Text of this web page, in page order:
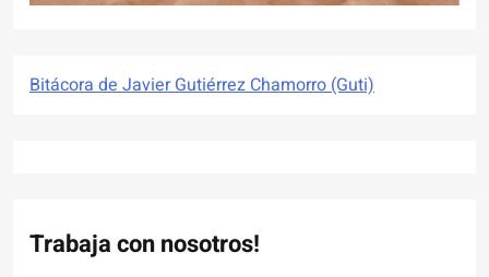
Bitácora de Javier Gutiérrez Chamorro (Guti)
Trabaja con nosotros!